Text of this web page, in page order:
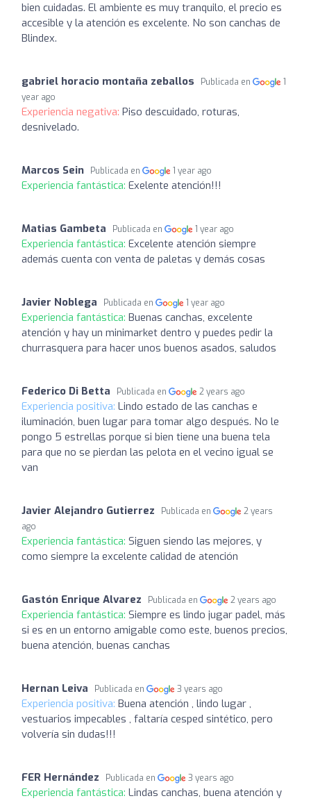
bien cuidadas. El ambiente es muy tranquilo, el precio es
accesible y la atención es excelente. No son canchas de
Blindex.
gabriel horacio montaña zeballos Publicada en
1
year ago
Experiencia negativa: Piso descuidado, roturas,
desnivelado.
Marcos Sein Publicada en 1 year ago
Experiencia fantástica: Exelente atención!!!
Matias Gambeta Publicada en 1 year ago
Experiencia fantástica: Excelente atención siempre
además cuenta con venta de paletas y demás cosas
Javier Noblega Publicada en 1 year ago
Experiencia fantástica: Buenas canchas, excelente
atención y hay un minimarket dentro y puedes pedir la
churrasquera para hacer unos buenos asados, saludos
Federico Di Betta Publicada en 2 years ago
Experiencia positiva: Lindo estado de las canchas e
iluminación, buen lugar para tomar algo después. No le
pongo 5 estrellas porque si bien tiene una buena tela
para que no se pierdan las pelota en el vecino igual se
van
Javier Alejandro Gutierrez Publicada en
2 years
ago
Experiencia fantástica: Siguen siendo las mejores, y
como siempre la excelente calidad de atención
Gastón Enrique Alvarez Publicada en 2 years ago
Experiencia fantástica: Siempre es lindo jugar padel, más
si es en un entorno amigable como este, buenos precios,
buena atención, buenas canchas
Hernan Leiva Publicada en 3 years ago
Experiencia positiva: Buena atención , lindo lugar ,
vestuarios impecables , faltaría cesped sintético, pero
volvería sin dudas!!!
FER Hernández Publicada en 3 years ago
Experiencia fantástica: Lindas canchas, buena atención y